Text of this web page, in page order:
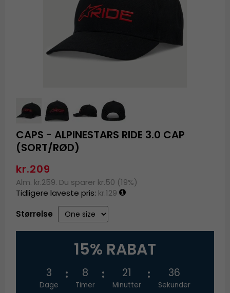
CAPS - ALPINESTARS RIDE 3.0 CAP
(SORT/RØD)
kr.209
Alm. kr.259. Du sparer kr.50 (19%)
Tidligere laveste pris: kr.129
Størrelse
15% RABAT
3
Dage
8
Timer
21
Minutter
36
Sekunder